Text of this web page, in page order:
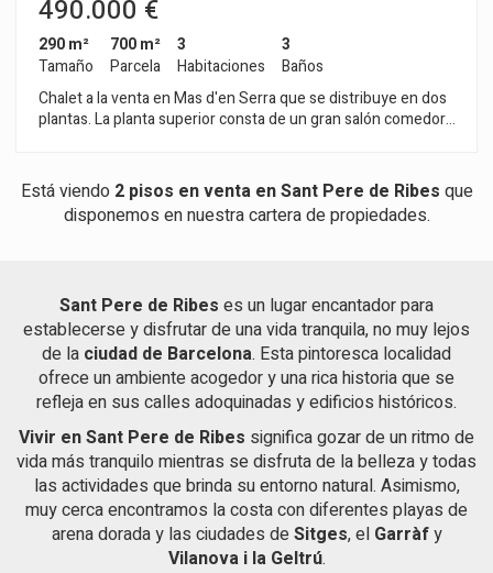
490.000 €
290 m²
Tamaño
700 m²
Parcela
3
Habitaciones
3
Baños
Chalet a la venta en Mas d'en Serra que se distribuye en dos
plantas. La planta superior consta de un gran salón comedor
cocina office totalmente equipada que comunica con el
comedor ,con salida al porche con barbacoa y al jardín con
piscina y zona de huerto y arboles frutales. En la segunda
puerta automática, almacén, dos trasteros uno en la zona de
la piscina y otro en la zona del garaje. Todas las habitaciones
constan de armarios empotrados, suelo de gres rústico en
todo el chalet , carpintería de aluminio, persianas eléctricas y
luces regulables en toda la vivienda. La urbanización Mas d'en
Serra, zona residencial muy bien comunicada, a pocos
minutos de los centros comerciales,Centros deportivos,
colegios Internacionales como Bel-Air ,Olive Tree o Richmond,
muy próxima a la playa , 5 minutos de Sitges y 30 minutos del
Aeropuerto.
Está viendo 2 pisos en venta en Sant Pere de Ribes que
disponemos en nuestra cartera de propiedades.
Sant Pere de Ribes es un lugar encantador para
establecerse y disfrutar de una vida tranquila, no muy lejos
de la ciudad de Barcelona. Esta pintoresca localidad
ofrece un ambiente acogedor y una rica historia que se
refleja en sus calles adoquinadas y edificios históricos.
Vivir en Sant Pere de Ribes significa gozar de un ritmo de
vida más tranquilo mientras se disfruta de la belleza y todas
las actividades que brinda su entorno natural. Asimismo,
muy cerca encontramos la costa con diferentes playas de
arena dorada y las ciudades deSitges, elGarràfy
Vilanova i la Geltrú.